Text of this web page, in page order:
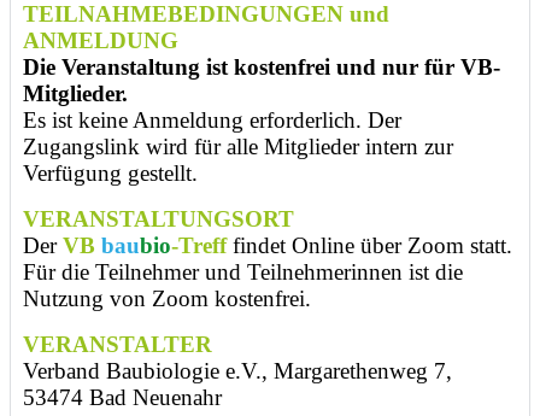
TEILNAHMEBEDINGUNGEN und
ANMELDUNG
Die Veranstaltung ist kostenfrei und nur für VB-
Mitglieder.
Es ist keine Anmeldung erforderlich. Der
Zugangslink wird für alle Mitglieder intern zur
Verfügung gestellt.
VERANSTALTUNGSORT
DerVB baubio-Trefffindet Online über Zoom statt.
Für die Teilnehmer und Teilnehmerinnen ist die
Nutzung von Zoom kostenfrei.
VERANSTALTER
Verband Baubiologie e.V., Margarethenweg 7,
53474 Bad Neuenahr